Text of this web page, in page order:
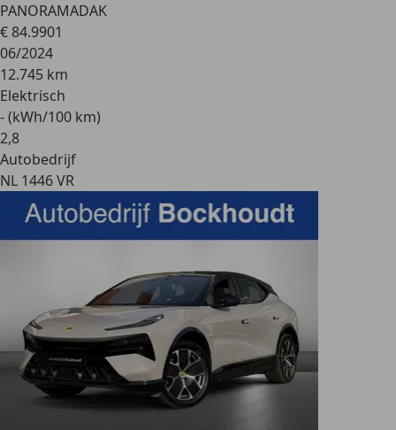
PANORAMADAK
€ 84.9901
06/2024
12.745 km
Elektrisch
- (kWh/100 km)
2,8
Autobedrijf
NL 1446 VR